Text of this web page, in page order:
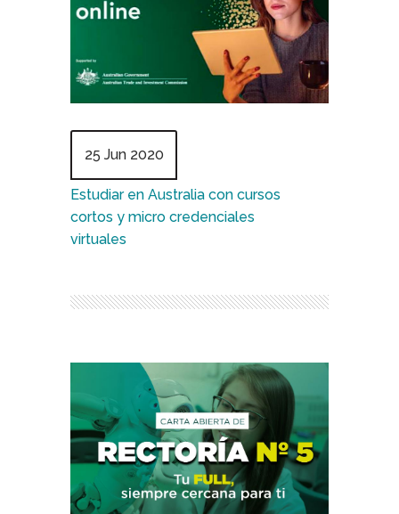
25 Jun 2020
Estudiar en Australia con cursos
cortos y micro credenciales
virtuales